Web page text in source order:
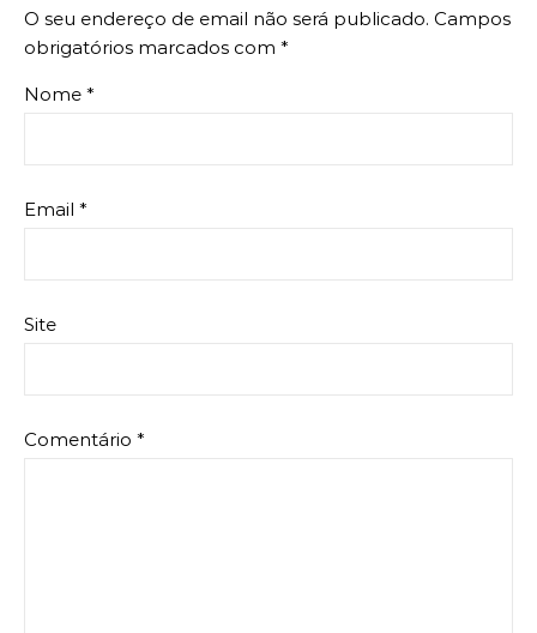
O seu endereço de email não será publicado. Campos
obrigatórios marcados com *
Nome *
Email *
Site
Comentário *